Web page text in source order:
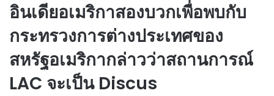
อินเดียอเมริกาสองบวกเพื่อพบกับ
กระทรวงการต่างประเทศของ
สหรัฐอเมริกากล่าวว่าสถานการณ์
LAC จะเป็น Discus